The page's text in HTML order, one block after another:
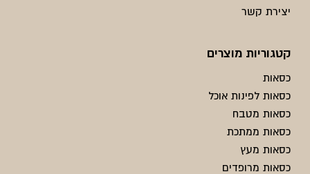
יצירת קשר
קטגוריות מוצרים
כסאות
כסאות לפינות אוכל
כסאות מטבח
כסאות ממתכת
כסאות מעץ
כסאות מרופדים